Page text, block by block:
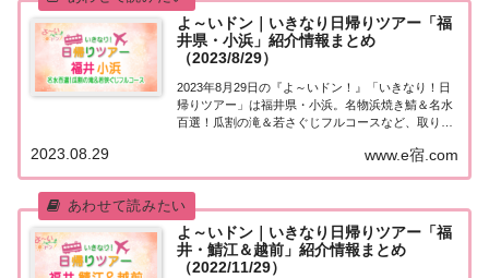
よ～いドン｜いきなり日帰りツアー「福
井県・小浜」紹介情報まとめ
（2023/8/29）
2023年8月29日の『よ～いドン！』「いきなり！日
帰りツアー」は福井県・小浜。名物浜焼き鯖＆名水
百選！瓜割の滝＆若さぐじフルコースなど、取り上
アー麒麟・田村さんが街行く人にいきなり声をか
け、そのまま日帰りツアーにご招待する『いきな
り...
www.e宿.com
2023.08.29
よ～いドン｜いきなり日帰りツアー「福
井・鯖江＆越前」紹介情報まとめ
（2022/11/29）